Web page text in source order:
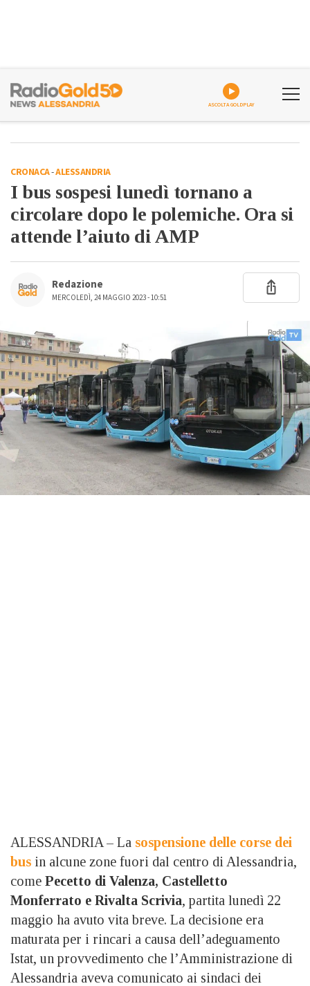
ASCOLTA GOLDPLAY
CRONACA-ALESSANDRIA
I bus sospesi lunedì tornano a
circolare dopo le polemiche. Ora si
attende l’aiuto di AMP
Redazione
MERCOLEDÌ, 24 MAGGIO 2023 - 10:51
ALESSANDRIA – La sospensione delle corse dei
bus in alcune zone fuori dal centro di Alessandria,
come Pecetto di Valenza, Castelletto
Monferrato e Rivalta Scrivia, partita lunedì 22
maggio ha avuto vita breve. La decisione era
maturata per i rincari a causa dell’adeguamento
Istat, un provvedimento che l’Amministrazione di
Alessandria aveva comunicato ai sindaci dei